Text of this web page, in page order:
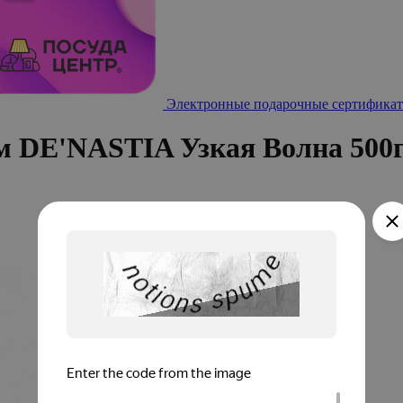
Электронные подарочные
DE'NASTIA Узкая Волна